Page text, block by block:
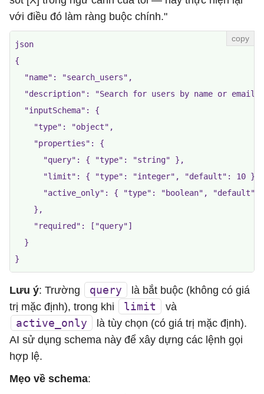
với điều đó làm ràng buộc chính."
json
{
  "name": "search_users",
"description": "Search for users by name or
  "inputSchema": {
    "type": "object",
    "properties": {
      "query": { "type": "string" },
      "limit": { "type": "integer", "default": 10 },
"active_only": { "type": "boolean", "default":
    },
    "required": ["query"]
  }
}
Lưu ý: Trường query
là bắt buộc (không có giá
trị mặc định), trong khi
limit và
active_only
là tùy chọn (có giá trị mặc định).
AI sử dụng schema này để xây dựng các lệnh gọi
hợp lệ.
Mẹo về schema: